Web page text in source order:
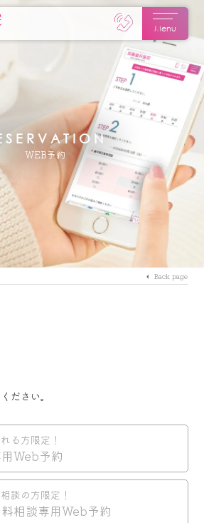
Menu
WEB予約
Back page
ださい。
る方限定！
Web予約
談の方限定！
相談専用Web予約